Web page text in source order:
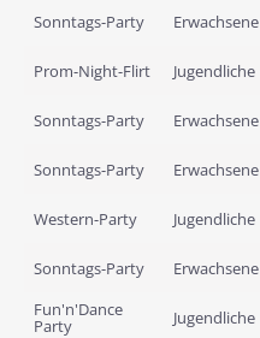
Sonntags-Party Erwachsene
Prom-Night-Flirt Jugendliche
Sonntags-Party Erwachsene
Sonntags-Party Erwachsene
Western-Party Jugendliche
Sonntags-Party Erwachsene
Fun'n'Dance
Party Jugendliche